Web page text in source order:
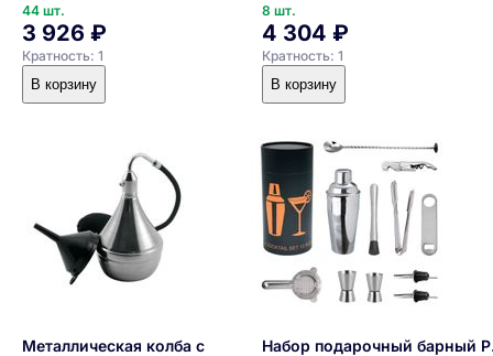
44 шт.
3 926 ₽
Кратность: 1
В корзину
8 шт.
4 304 ₽
Кратность: 1
В корзину
Металлическая колба с
Набор подарочный барный